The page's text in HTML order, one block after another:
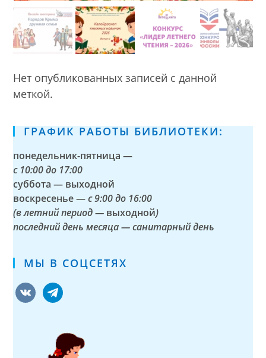
Нет опубликованных записей с данной
меткой.
ГРАФИК РАБОТЫ БИБЛИОТЕКИ:
понедельник-пятница —
с 10:00 до 17:00
суббота — выходной
воскресенье —с 9:00 до 16:00
(в летний период — выходной)
последний день месяца — санитарный день
МЫ В СОЦСЕТЯХ
vkontaktetelegram